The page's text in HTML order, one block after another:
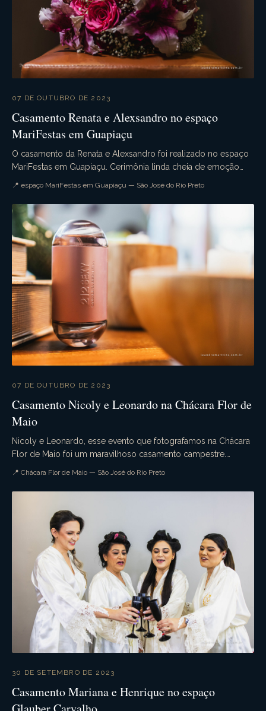
07 DE OUTUBRO DE 2023
Casamento Renata e Alexsandro no espaço
MariFestas em Guapiaçu
O casamento da Renata e Alexsandro foi realizado no espaço
MariFestas em Guapiaçu. Cerimônia linda cheia de emoção
📍 espaço MariFestas em Guapiaçu — São José do Rio Preto
07 DE OUTUBRO DE 2023
Casamento Nicoly e Leonardo na Chácara Flor de
Maio
Nicoly e Leonardo, esse evento que fotografamos na Chácara
Flor de Maio foi um maravilhoso casamento campestre.
📍 Chácara Flor de Maio — São José do Rio Preto
30 DE SETEMBRO DE 2023
Casamento Mariana e Henrique no espaço